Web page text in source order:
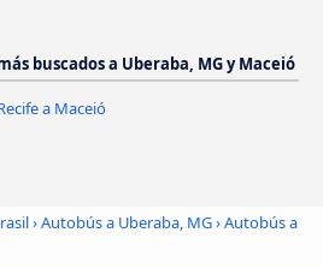
buscados a Uberaba, MG y Maceió
a Maceió
›Autobús a Uberaba, MG›Autobús a